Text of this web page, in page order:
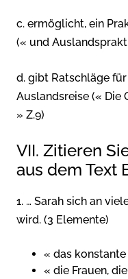
c. ermöglicht, ein
(« und
d. gibt Ratschläge
Auslandsreise (« Die
» Z.9)
VII. Zitieren
aus dem Text
1. … Sarah sich an
wird. (3 Elemente)
« das
« die Frauen,